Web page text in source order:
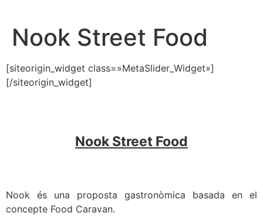
Nook Street Food
[siteorigin_widget class=»MetaSlider_Widget»]
[/siteorigin_widget]
Nook Street Food
Nook és una proposta gastronòmica basada en el
concepte Food Caravan.